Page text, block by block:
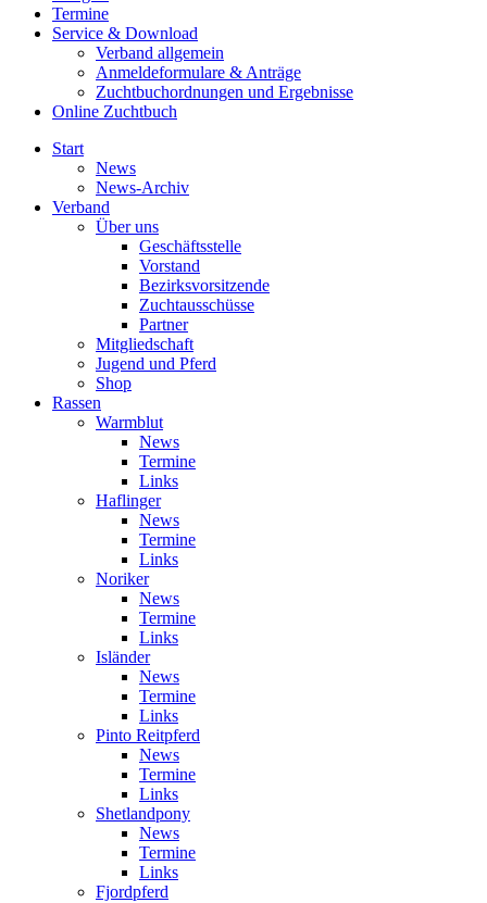
Termine
Service & Download
Verband allgemein
Anmeldeformulare & Anträge
Zuchtbuchordnungen und Ergebnisse
Online Zuchtbuch
Start
News
News-Archiv
Verband
Über uns
Geschäftsstelle
Vorstand
Bezirksvorsitzende
Zuchtausschüsse
Partner
Mitgliedschaft
Jugend und Pferd
Shop
Rassen
Warmblut
News
Termine
Links
Haflinger
News
Termine
Links
Noriker
News
Termine
Links
Isländer
News
Termine
Links
Pinto Reitpferd
News
Termine
Links
Shetlandpony
News
Termine
Links
Fjordpferd